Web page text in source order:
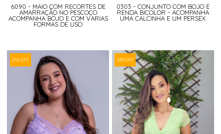
6090 - MAIO COM RECORTES DE
AMARRAÇÃO NO PESCOÇO
ACOMPANHA BOJO E COM VARIAS
FORMAS DE USO
0303 - CONJUNTO COM BOJO E
RENDA BICOLOR - ACOMPANHA
UMA CALCINHA E UM PERSEX
27% OFF 43% OFF